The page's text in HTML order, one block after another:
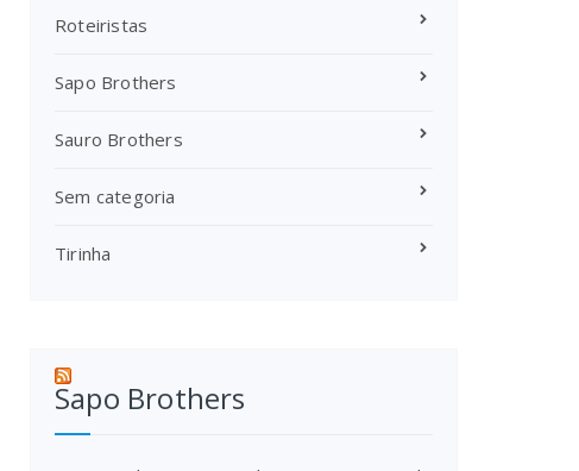
Roteiristas
Sapo Brothers
Sauro Brothers
Sem categoria
Tirinha
Sapo Brothers